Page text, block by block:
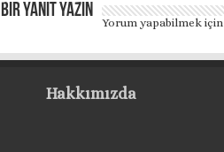
Bir yanıt yazın
Yorum yapabilmek için
Hakkımızda